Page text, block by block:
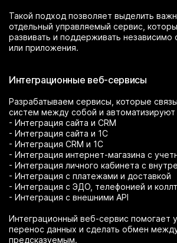
Такой подход позволяет выделить
отдельный управляемый сервис,
развивать и поддерживать независимо
или приложения.
Интеграционные веб-сервисы
Разрабатываем сервисы, которые
систем между собой и
- Интеграция сайта и CRM
- Интеграция сайта и 1С
- Интеграция CRM и 1С
- Интеграция интернет-магазина с
- Интеграция личного кабинета с
- Интеграция с платежами и доставкой
- Интеграция с ЭДО, телефонией и
- Интеграция с внешними API
Интеграционный веб-сервис помогает
перенос данных и сделать обмен
предсказуемым.